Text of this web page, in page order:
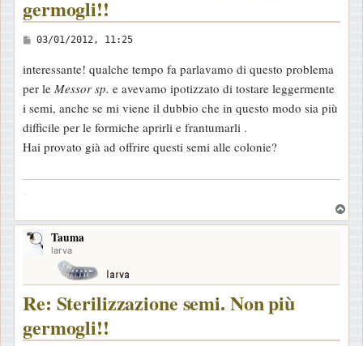
germogli!!
M
s
s
a
g
g
03/01/2012, 11:25
interessante! qualche tempo fa parlavamo di questo problema
per le Messor sp. e avevamo ipotizzato di tostare leggermente
i semi, anche se mi viene il dubbio che in questo modo sia più
difficile per le formiche aprirli e frantumarli .
Hai provato già ad offrire questi semi alle colonie?
o
Tauma
larva
Re: Sterilizzazione semi. Non più
germogli!!